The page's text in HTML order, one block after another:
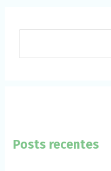
Posts recentes